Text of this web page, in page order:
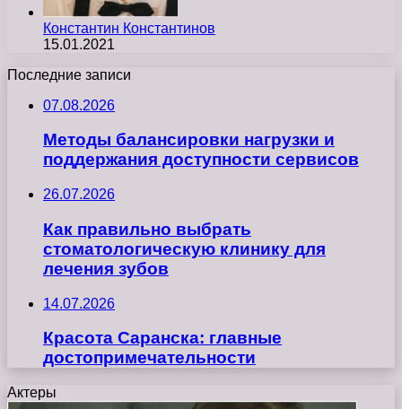
Константин Константинов
15.01.2021
Последние записи
07.08.2026
Методы балансировки нагрузки и
поддержания доступности сервисов
26.07.2026
Как правильно выбрать
стоматологическую клинику для
лечения зубов
14.07.2026
Красота Саранска: главные
достопримечательности
Актеры